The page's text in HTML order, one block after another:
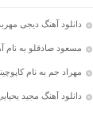
دانلود آهنگ دیجی مهربد به
مسعود صادقلو به نام
مهراد جم به نام
دانلود آهنگ مجید